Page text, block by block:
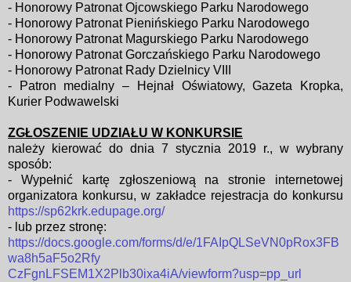
- Honorowy Patronat Ojcowskiego Parku Narodowego
- Honorowy Patronat Pienińskiego Parku Narodowego
- Honorowy Patronat Magurskiego Parku Narodowego
- Honorowy Patronat Gorczańskiego Parku Narodowego
- Honorowy Patronat Rady Dzielnicy VIII
- Patron medialny – Hejnał Oświatowy, Gazeta Kropka,
Kurier Podwawelski
ZGŁOSZENIE UDZIAŁU W KONKURSIE
należy kierować do dnia 7 stycznia 2019 r., w wybrany
sposób:
- Wypełnić kartę zgłoszeniową na stronie internetowej
organizatora konkursu,w zakładce rejestracja do konkursu
https://sp62krk.edupage.org/
- lub przez stronę:
https://docs.google.com/forms/d/e/1FAIpQLSeVN0pRox3FB
wa8h5aF5o2Rfy
CzFgnLFSEM1X2Plb30ixa4iA/viewform?usp=pp_url